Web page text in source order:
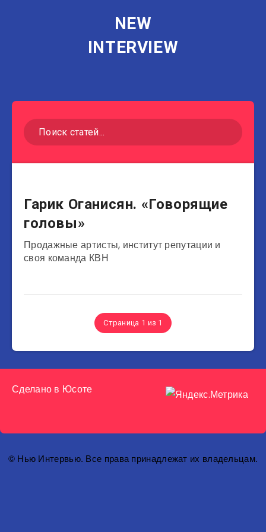
NEW
INTERVIEW
Юмористы
Гарик Оганисян. «Говорящие
головы»
Продажные артисты, институт репутации и
своя команда КВН
Страница 1 из 1
Сделано в Юсоте
© Нью Интервью. Все права принадлежат их владельцам.